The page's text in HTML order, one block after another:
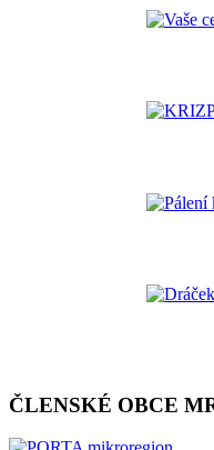
ČLENSKÉ OBCE